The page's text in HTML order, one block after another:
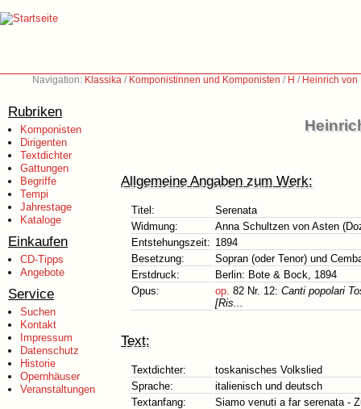
Navigation: Klassika / Komponistinnen und Komponisten / H / Heinrich
Rubriken
Komponisten
Dirigenten
Textdichter
Gattungen
Begriffe
Tempi
Jahrestage
Kataloge
Einkaufen
CD-Tipps
Angebote
Service
Suchen
Kontakt
Impressum
Datenschutz
Historie
Opernhäuser
Veranstaltungen
Allgemeine Angaben zum Werk:
Titel:
Serenata
Widmung:
Anna Schultzen von Asten
Entstehungszeit: 1894
Besetzung:
Sopran (oder Tenor) und
Erstdruck:
Berlin: Bote & Bock, 1894
Opus:
op. 82 Nr. 12: Canti popolari
[Ris...
Text:
Textdichter:
toskanisches Volkslied
Sprache:
italienisch und deutsch
Textanfang:
Siamo venuti a far serenata -